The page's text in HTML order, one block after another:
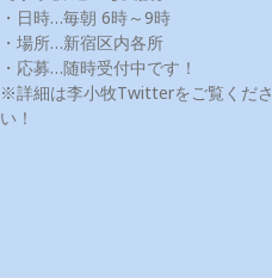
・日時…毎朝 6時～9時
・場所…新宿区内各所
・応募…随時受付中です！
※詳細は李小牧Twitterをご覧くださ
い！